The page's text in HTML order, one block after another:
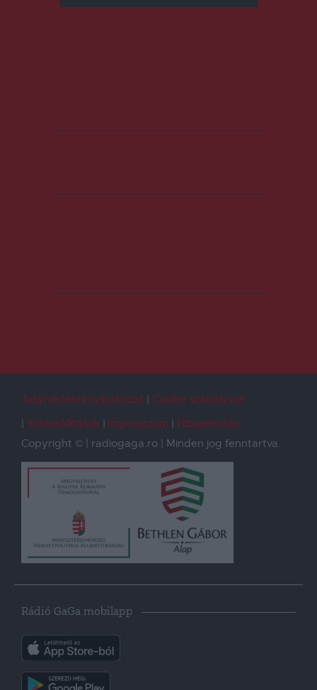
Adatvédelmi nyilatkozat
Cookie szabályzat
Sütibeállítások
Impresszum
Hibajelentés
Copyright © | radiogaga.ro | Minden jog fenntartva.
Rádió GaGa mobilapp